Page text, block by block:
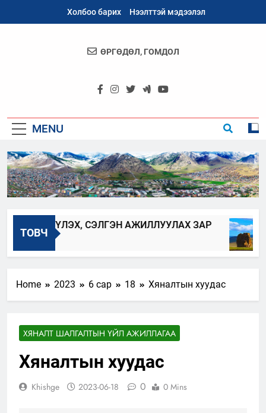
Холбоо барих Нээлттэй мэдээлэл
Архангай
ӨРГӨДӨЛ, ГОМДОЛ
MENU
ТОВЧ
СЭЛГЭН АЖИЛЛУУЛАХ ЗАР
Home 2023 6 сар 18 Хяналтын хуудас
ХЯНАЛТ ШАЛГАЛТЫН ҮЙЛ АЖИЛЛАГАА
Хяналтын хуудас
Khishge 2023-06-18 0 0 Mins